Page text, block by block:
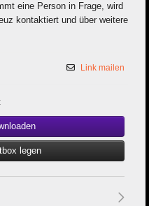
eine Person in Frage, wird
kontaktiert und über weitere
Link mailen
legen